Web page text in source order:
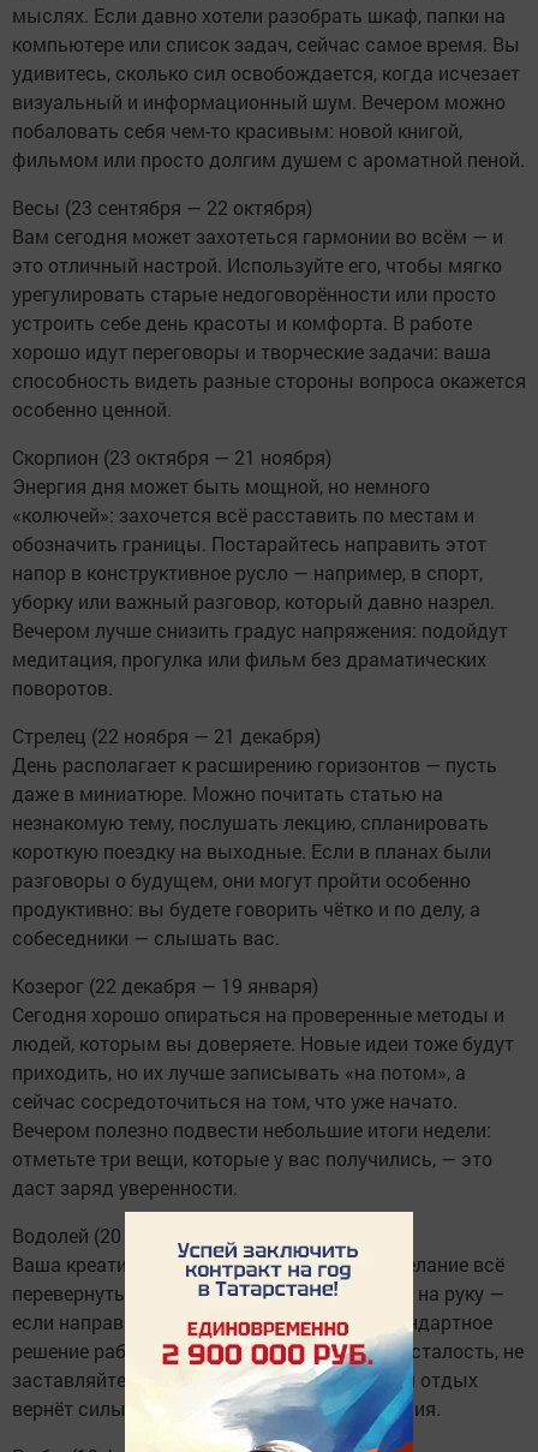
мыслях. Если давно хотели разобрать шкаф, папки на
компьютере или список задач, сейчас самое время. Вы
удивитесь, сколько сил освобождается, когда исчезает
визуальный и информационный шум. Вечером можно
побаловать себя чем-то красивым: новой книгой,
фильмом или просто долгим душем с ароматной пеной.
Весы (23 сентября — 22 октября)
Вам сегодня может захотеться гармонии во всём — и
это отличный настрой. Используйте его, чтобы мягко
урегулировать старые недоговорённости или просто
устроить себе день красоты и комфорта. В работе
хорошо идут переговоры и творческие задачи: ваша
способность видеть разные стороны вопроса окажется
особенно ценной.
Скорпион (23 октября — 21 ноября)
Энергия дня может быть мощной, но немного
«колючей»: захочется всё расставить по местам и
обозначить границы. Постарайтесь направить этот
напор в конструктивное русло — например, в спорт,
уборку или важный разговор, который давно назрел.
Вечером лучше снизить градус напряжения: подойдут
медитация, прогулка или фильм без драматических
поворотов.
Стрелец (22 ноября — 21 декабря)
День располагает к расширению горизонтов — пусть
даже в миниатюре. Можно почитать статью на
незнакомую тему, послушать лекцию, спланировать
короткую поездку на выходные. Если в планах были
разговоры о будущем, они могут пройти особенно
продуктивно: вы будете говорить чётко и по делу, а
собеседники — слышать вас.
Козерог (22 декабря — 19 января)
Сегодня хорошо опираться на проверенные методы и
людей, которым вы доверяете. Новые идеи тоже будут
приходить, но их лучше записывать «на потом», а
сейчас сосредоточиться на том, что уже начато.
Вечером полезно подвести небольшие итоги недели:
отметьте три вещи, которые у вас получились, — это
даст заряд уверенности.
Водолей (20 января — 18 февраля)
Ваша креативность сегодня на высоте, а желание всё
перевернуть с ног на голову может сыграть на руку —
если направить его в творчество или нестандартное
решение рабочей задачи. Если чувствуете усталость, не
заставляйте себя «быть бодрым»: короткий отдых
вернёт силы быстрее, чем героические усилия.